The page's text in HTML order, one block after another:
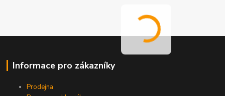
Informace pro zákazníky
Prodejna